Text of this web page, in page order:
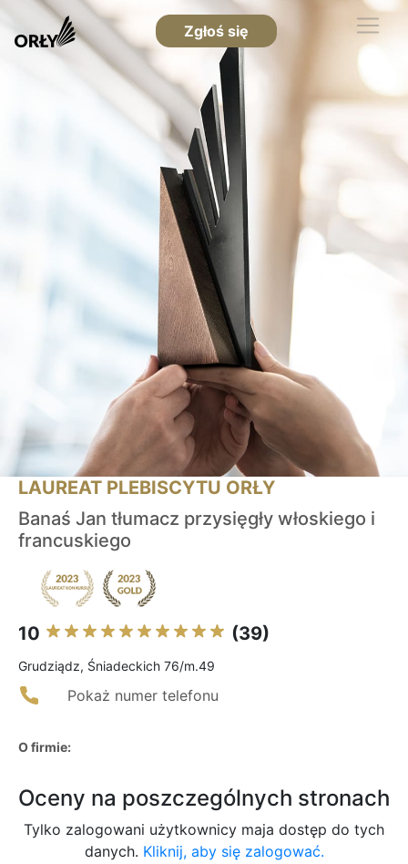
Zgłoś się
LAUREAT PLEBISCYTU ORŁY
Banaś Jan tłumacz przysięgły włoskiego i
francuskiego
10 (39)
Grudziądz, Śniadeckich 76/m.49
Pokaż numer telefonu
O firmie:
Oceny na poszczególnych stronach
Tylko zalogowani użytkownicy maja dostęp do tych
danych. Kliknij, aby się zalogować.